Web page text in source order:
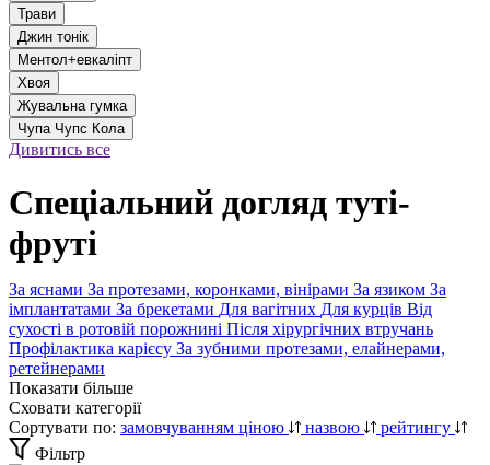
Трави
Джин тонік
Ментол+евкаліпт
Хвоя
Жувальна гумка
Чупа Чупс Кола
Дивитись все
Спеціальний догляд туті-
фруті
За яснами За протезами, коронками, вінірами За язиком За
імплантатами За брекетами Для вагітних Для курців Від
сухості в ротовій порожнині Після хірургічних втручань
Профілактика карієсу За зубними протезами, елайнерами,
ретейнерами
Показати більше
Сховати категорії
Сортувати по: замовчуванням ціною назвою
рейтингу
Фільтр